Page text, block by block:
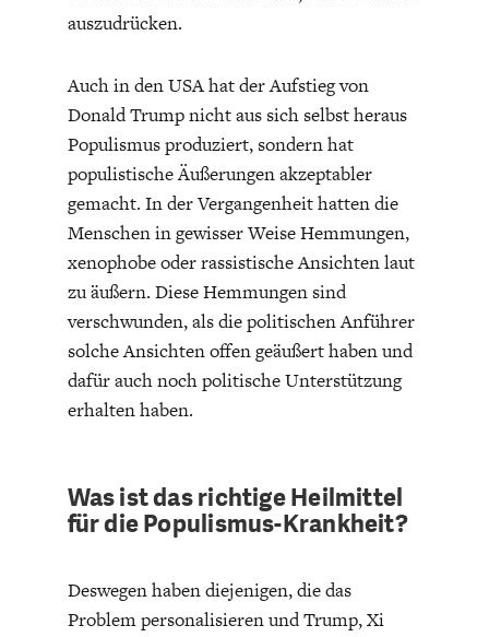
BGE-INFOGRAFIK
USA
WELTWIRTSCHAFT
auszudrücken.
Auch in den USA hat der Aufstieg von
Donald Trump nicht aus sich selbst heraus
Populismus produziert, sondern hat
populistische Äußerungen akzeptabler
gemacht. In der Vergangenheit hatten die
Menschen in gewisser Weise Hemmungen,
xenophobe oder rassistische Ansichten laut
zu äußern. Diese Hemmungen sind
verschwunden, als die politischen Anführer
solche Ansichten offen geäußert haben und
dafür auch noch politische Unterstützung
erhalten haben.
Was ist das richtige Heilmittel
für die Populismus-Krankheit?
Deswegen haben diejenigen, die das
Problem personalisieren und Trump, Xi